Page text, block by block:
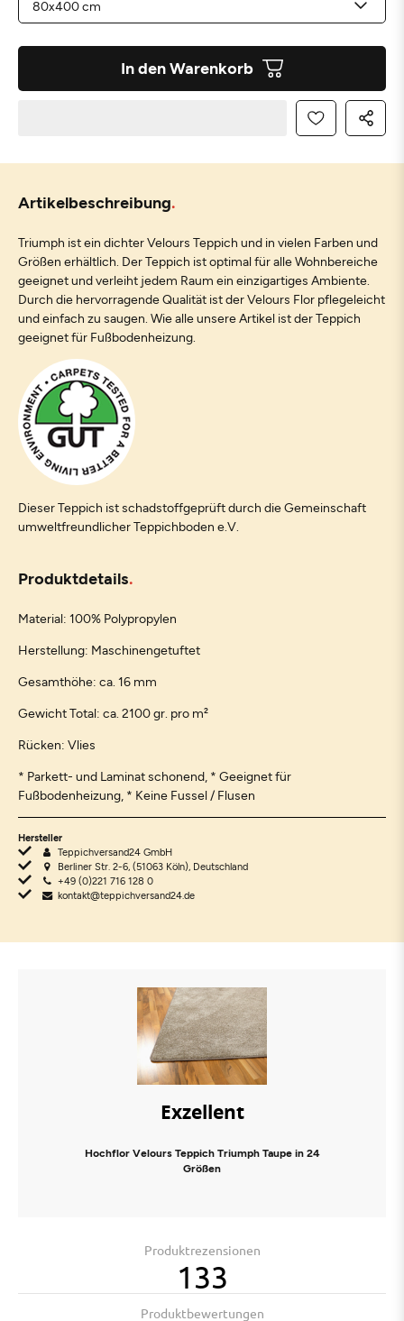
In den Warenkorb
Artikelbeschreibung
Triumph ist ein dichter Velours Teppich und in vielen Farben und
Größen erhältlich. Der Teppich ist optimal für alle Wohnbereiche
geeignet und verleiht jedem Raum ein einzigartiges Ambiente.
Durch die hervorragende Qualität ist der Velours Flor pflegeleicht
und einfach zu saugen. Wie alle unsere Artikel ist der Teppich
geeignet für Fußbodenheizung.
Dieser Teppich ist schadstoffgeprüft durch die Gemeinschaft
umweltfreundlicher Teppichboden e.V.
Produktdetails
Material: 100% Polypropylen
Herstellung: Maschinengetuftet
Gesamthöhe: ca. 16 mm
Gewicht Total: ca. 2100 gr. pro m²
Rücken: Vlies
* Parkett- und Laminat schonend, * Geeignet für
Fußbodenheizung, * Keine Fussel / Flusen
Hersteller
Teppichversand24 GmbH
Berliner Str. 2-6, (51063 Köln), Deutschland
+49 (0)221 716 128 0
kontakt@teppichversand24.de
Exzellent
Hochflor Velours Teppich Triumph Taupe in 24
Größen
Produktrezensionen
133
Produktbewertungen